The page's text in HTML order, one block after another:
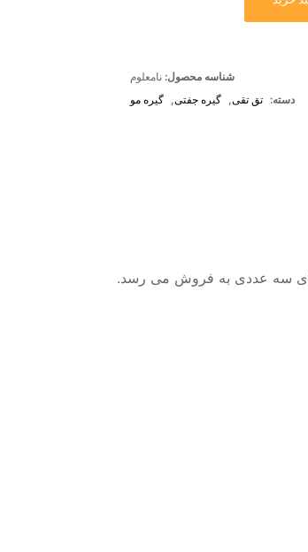
شناسه محصول: نامعلوم
دسته: تق تقی گیره جفتی گیره مو
سه عددی به فروش می رسد.